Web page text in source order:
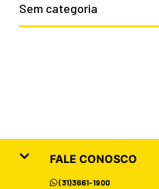
Sem categoria
FALE CONOSCO
(31)3661-1900